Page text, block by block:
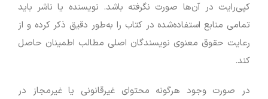
کپی‌رایت در آن‌ها صورت نگرفته باشد. نویسنده یا ناشر باید
تمامی منابع استفاده‌شده در کتاب را به‌طور دقیق ذکر کرده و از
رعایت حقوق معنوی نویسندگان اصلی مطالب اطمینان حاصل
کند.
در صورت وجود هرگونه محتوای غیرقانونی یا غیرمجاز در